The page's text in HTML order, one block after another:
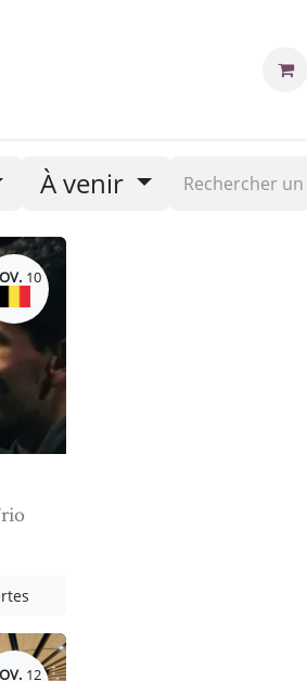
À venir
10
12